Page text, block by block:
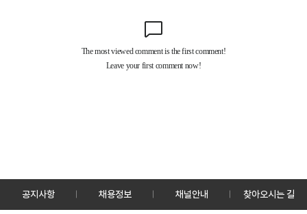
공지사항 채용정보 채널안내 찾아오시는 길